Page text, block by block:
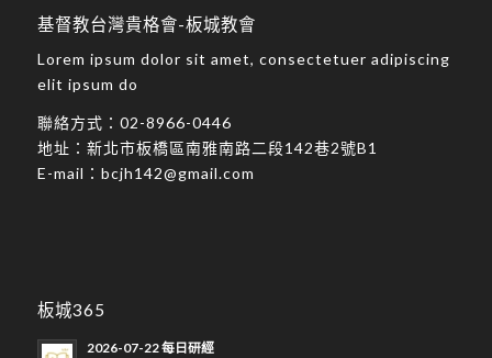
基督教台灣貴格會-板城教會
Lorem ipsum dolor sit amet, consectetuer adipiscing
elit ipsum do
聯絡方式： 02-8966-0446
地址： 新北市板橋區南雅南路二段142巷2號B1
E-mail： bcjh142@gmail.com
板城365
2026-07-22 每日研經